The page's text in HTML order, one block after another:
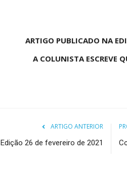
ARTIGO PUBLICADO NA
A COLUNISTA ESCREVE
ARTIGO ANTERIOR
Edição 26 de fevereiro de 2021